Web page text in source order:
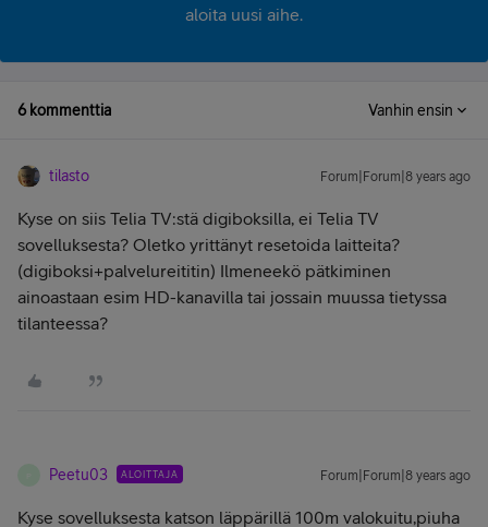
aloita uusi aihe.
6 kommenttia Vanhin ensin
tilasto Forum|Forum|8 years ago
Kyse on siis Telia TV:stä digiboksilla, ei Telia TV
sovelluksesta? Oletko yrittänyt resetoida laitteita?
(digiboksi+palvelureititin) Ilmeneekö pätkiminen
ainoastaan esim HD-kanavilla tai jossain muussa tietyssa
tilanteessa?
Peetu03 ALOITTAJA Forum|Forum|8 years ago
Kyse sovelluksesta katson läppärillä 100m valokuitu,piuha